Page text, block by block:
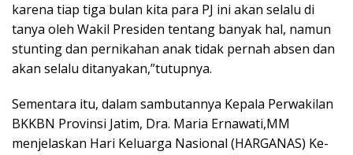
karena tiap tiga bulan kita para PJ ini akan selalu di
tanya oleh Wakil Presiden tentang banyak hal, namun
stunting dan pernikahan anak tidak pernah absen dan
akan selalu ditanyakan,”tutupnya.
Sementara itu, dalam sambutannya Kepala Perwakilan
BKKBN Provinsi Jatim, Dra. Maria Ernawati,MM
menjelaskan Hari Keluarga Nasional (HARGANAS) Ke-